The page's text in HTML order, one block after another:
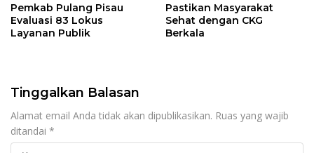
Pemkab Pulang Pisau
Evaluasi 83 Lokus
Layanan Publik
Pastikan Masyarakat
Sehat dengan CKG
Berkala
Tinggalkan Balasan
Alamat email Anda tidak akan dipublikasikan. Ruas yang wajib
ditandai *